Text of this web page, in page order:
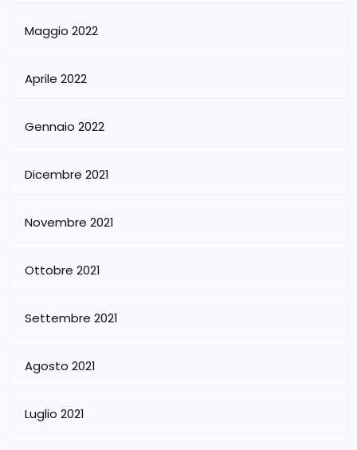
Maggio 2022
Aprile 2022
Gennaio 2022
Dicembre 2021
Novembre 2021
Ottobre 2021
Settembre 2021
Agosto 2021
Luglio 2021